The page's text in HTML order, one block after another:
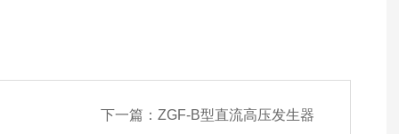
下一篇： ZGF-B型直流高压发生器